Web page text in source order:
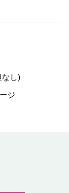
なし)
ジ